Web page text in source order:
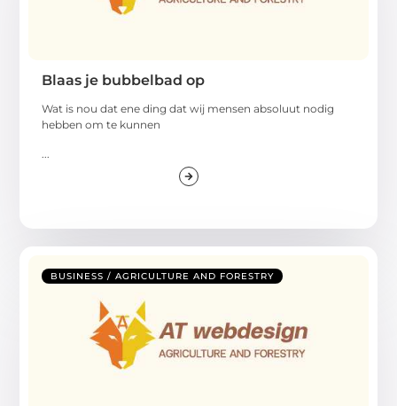
Blaas je bubbelbad op
Wat is nou dat ene ding dat wij mensen absoluut nodig
hebben om te kunnen
BUSINESS / AGRICULTURE AND FORESTRY